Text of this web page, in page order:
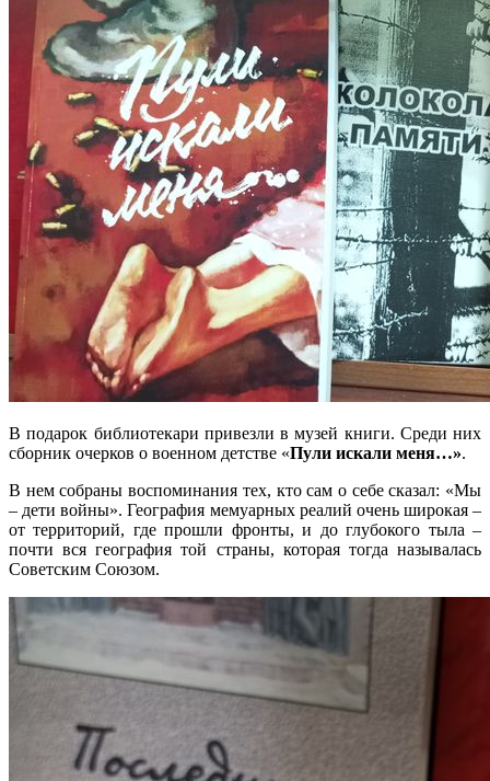
В подарок библиотекари привезли в музей книги. Среди них
сборник очерков о военном детстве «Пули искали меня…».
В нем собраны воспоминания тех, кто сам о себе сказал: «Мы
– дети войны». География мемуарных реалий очень широкая –
от территорий, где прошли фронты, и до глубокого тыла –
почти вся география той страны, которая тогда называлась
Советским Союзом.